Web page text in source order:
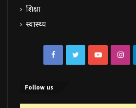
शिक्षा
स्वास्थ्य
FacebookTwitterYouTube
Follow us